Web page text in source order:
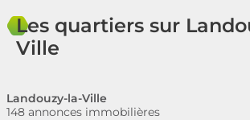
Les quartiers sur
Ville
Landouzy-la-Ville
148 annonces immobilières